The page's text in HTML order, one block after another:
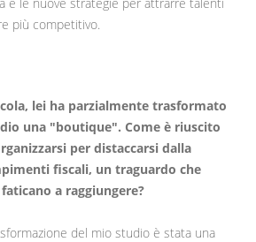
più competitivo.
lei ha parzialmente trasformato
una "boutique". Come è riuscito
per distaccarsi dalla
fiscali, un traguardo che
a raggiungere?
del mio studio è stata una